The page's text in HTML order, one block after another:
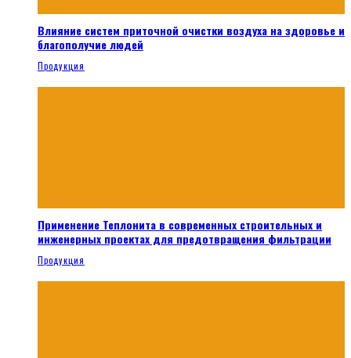
Влияние систем приточной очистки воздуха на здоровье и
благополучие людей
Продукция
Применение Теплонита в современных строительных и
инженерных проектах для предотвращения фильтрации
Продукция